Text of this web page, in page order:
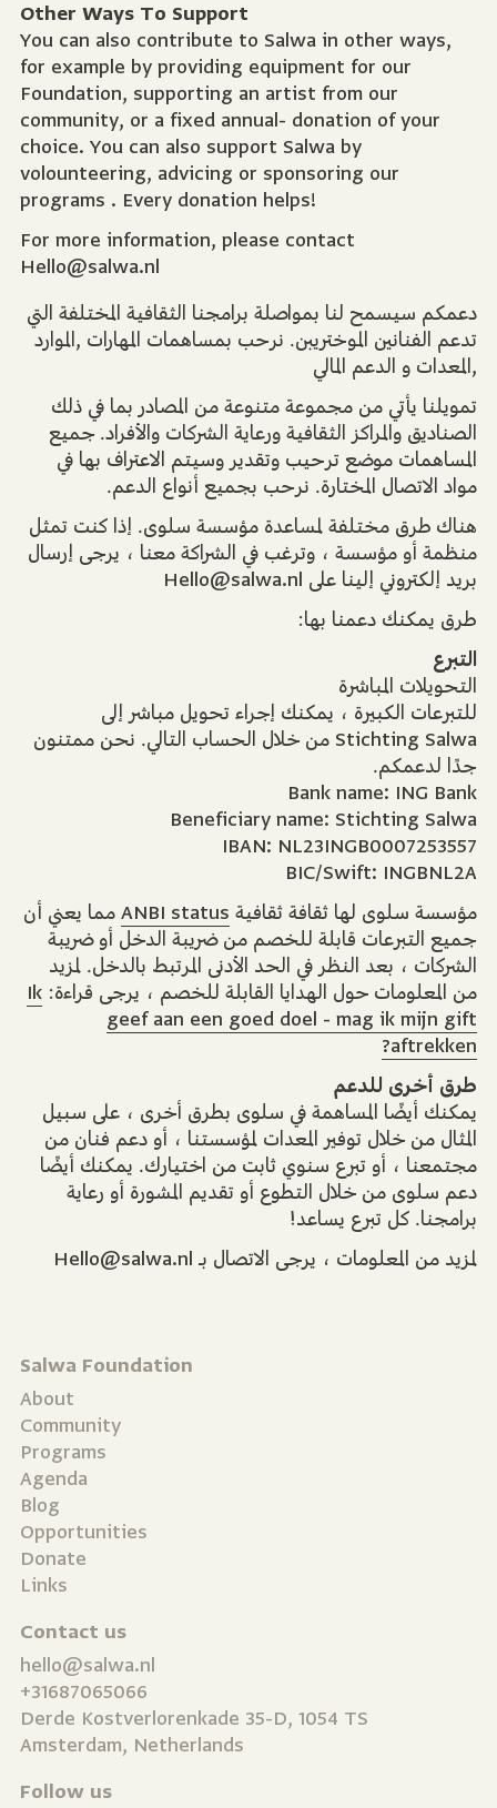
Other Ways To Support
You can also contribute to Salwa in other ways,
for example by providing equipment for our
Foundation, supporting an artist from our
community, or a fixed annual- donation of your
choice. You can also support Salwa by
volounteering, advicing or sponsoring our
programs . Every donation helps!
For more information, please contact
Hello@salwa.nl
دعمكم سيسمح لنا بمواصلة برامجنا الثقافية المختلفة التي
تدعم الفنانين الموختريبن. نرحب بمساهمات المهارات ,الموارد
,المعدات و الدعم المالي
تمويلنا يأتي من مجموعة متنوعة من المصادر بما في ذلك
الصناديق والمراكز الثقافية ورعاية الشركات والأفراد. جميع
المساهمات موضع ترحيب وتقدير وسيتم الاعتراف بها في
مواد الاتصال المختارة. نرحب بجميع أنواع الدعم.
هناك طرق مختلفة لمساعدة مؤسسة سلوى. إذا كنت تمثل
منظمة أو مؤسسة ، وترغب في الشراكة معنا ، يرجى إرسال
بريد إلكتروني إلينا على Hello@salwa.nl
طرق يمكنك دعمنا بها:
التبرع
التحويلات المباشرة
للتبرعات الكبيرة ، يمكنك إجراء تحويل مباشر إلى
Stichting Salwa من خلال الحساب التالي. نحن ممتنون
جدًا لدعمكم.
Bank name: ING Bank
Beneficiary name: Stichting Salwa
IBAN: NL23INGB0007253557
BIC/Swift: INGBNL2A
مؤسسة سلوى لها ثقافة ثقافية ANBI status مما يعني أن
جميع التبرعات قابلة للخصم من ضريبة الدخل أو ضريبة
الشركات ، بعد النظر في الحد الأدنى المرتبط بالدخل. لمزيد
من المعلومات حول الهدايا القابلة للخصم ، يرجى قراءة:Ik
geef aan een goed doel - mag ik mijn gift
aftrekken?
طرق أخرى للدعم
يمكنك أيضًا المساهمة في سلوى بطرق أخرى ، على سبيل
المثال من خلال توفير المعدات لمؤسستنا ، أو دعم فنان من
مجتمعنا ، أو تبرع سنوي ثابت من اختيارك. يمكنك أيضًا
دعم سلوى من خلال التطوع أو تقديم المشورة أو رعاية
برامجنا. كل تبرع يساعد!
لمزيد من المعلومات ، يرجى الاتصال بـ Hello@salwa.nl
Salwa Foundation
About
Community
Programs
Agenda
Blog
Opportunities
Donate
Links
Contact us
hello@salwa.nl
+31687065066
Derde Kostverlorenkade 35-D, 1054 TS
Amsterdam, Netherlands
Follow us